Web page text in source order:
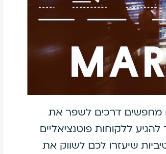
מחפשים דרכים לשפר את
ללקוחות פוטנציאליים
שיעזרו לכם לשווק את